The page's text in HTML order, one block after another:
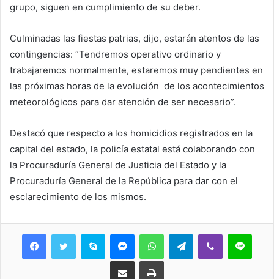
grupo, siguen en cumplimiento de su deber.
Culminadas las fiestas patrias, dijo, estarán atentos de las
contingencias: “Tendremos operativo ordinario y
trabajaremos normalmente, estaremos muy pendientes en
las próximas horas de la evolución de los acontecimientos
meteorológicos para dar atención de ser necesario”.
Destacó que respecto a los homicidios registrados en la
capital del estado, la policía estatal está colaborando con
la Procuraduría General de Justicia del Estado y la
Procuraduría General de la República para dar con el
esclarecimiento de los mismos.
Skype MessengerWhatsAppTelegramViber Line
Share via Email Print